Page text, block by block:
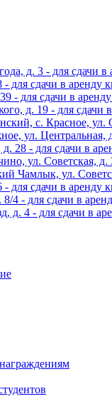
д. 3 - для сдачи
для сдачи в аренду
- для сдачи в
д. 19 - для сдачи
с. Красное, ул.
ул. Центральная,
28 - для сдачи в
ул. Советская,
Чамлык, ул.
для сдачи в аренду
4 - для сдачи в
д. 4 - для сдачи в